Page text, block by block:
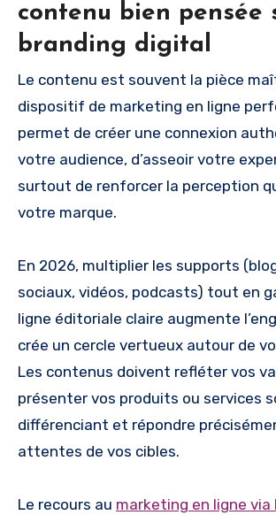
contenu bien pensée
branding digital
Le contenu est souvent la pièce
dispositif de marketing en ligne
permet de créer une connexion
votre audience, d’asseoir votre
surtout de renforcer la perception
votre marque.
En 2026, multiplier les supports
sociaux, vidéos, podcasts) tout en
ligne éditoriale claire augmente
crée un cercle vertueux autour de
Les contenus doivent refléter vos
présenter vos produits ou services
différenciant et répondre
attentes de vos cibles.
Le recours au marketing en ligne via